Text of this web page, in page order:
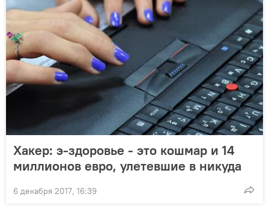
Хакер: э-здоровье - это кошмар и 14
миллионов евро, улетевшие в никуда
6 декабря 2017, 16:39